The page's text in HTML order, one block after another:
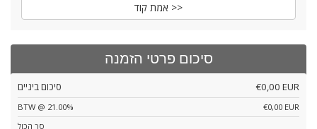
אמת קוד >>
סיכום פרטי הזמנה
סיכום ביניים €0,00 EUR
BTW @ 21.00%
€0,00 EUR
סך הכול